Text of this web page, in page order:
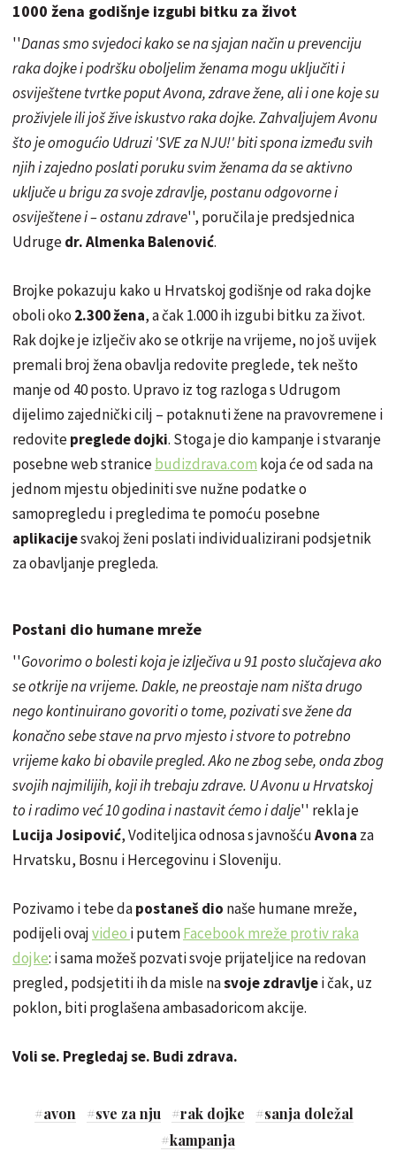
1000 žena godišnje izgubi bitku za život
''Danas smo svjedoci kako se na sjajan način u prevenciju
raka dojke i podršku oboljelim ženama mogu uključiti i
osviještene tvrtke poput Avona, zdrave žene, ali i one koje su
proživjele ili još žive iskustvo raka dojke. Zahvaljujem Avonu
što je omogućio Udruzi 'SVE za NJU!' biti spona između svih
njih i zajedno poslati poruku svim ženama da se aktivno
uključe u brigu za svoje zdravlje, postanu odgovorne i
osviještene i – ostanu zdrave'', poručila je predsjednica
Udrugedr. Almenka Balenović.
Brojke pokazuju kako u Hrvatskoj godišnje od raka dojke
oboli oko 2.300 žena, a čak 1.000 ih izgubi bitku za život.
Rak dojke je izlječiv ako se otkrije na vrijeme, no još uvijek
premali broj žena obavlja redovite preglede, tek nešto
manje od 40 posto. Upravo iz tog razloga s Udrugom
dijelimo zajednički cilj – potaknuti žene na pravovremene i
redovitepreglede dojki. Stoga je dio kampanje i stvaranje
posebne web stranicebudizdrava.com koja će od sada na
jednom mjestu objediniti sve nužne podatke o
samopregledu i pregledima te pomoću posebne
aplikacijesvakoj ženi poslati individualizirani podsjetnik
za obavljanje pregleda.
Postani dio humane mreže
''Govorimo o bolesti koja je izlječiva u 91 posto slučajeva ako
se otkrije na vrijeme. Dakle, ne preostaje nam ništa drugo
nego kontinuirano govoriti o tome, pozivati sve žene da
konačno sebe stave na prvo mjesto i stvore to potrebno
vrijeme kako bi obavile pregled. Ako ne zbog sebe, onda zbog
svojih najmilijih, koji ih trebaju zdrave. U Avonu u Hrvatskoj
to i radimo već 10 godina i nastavit ćemo i dalje'' rekla je
Lucija Josipović, Voditeljica odnosa s javnošćuAvona za
Hrvatsku, Bosnu i Hercegovinu i Sloveniju.
Pozivamo i tebe dapostaneš dio naše humane mreže,
podijeli ovajvideo i putemFacebook mreže protiv raka
dojke: i sama možeš pozvati svoje prijateljice na redovan
pregled, podsjetiti ih da misle nasvoje zdravljei čak, uz
poklon, biti proglašena ambasadoricom akcije.
Voli se. Pregledaj se. Budi zdrava.
#avon #sve za nju #rak dojke #sanja doležal
#kampanja